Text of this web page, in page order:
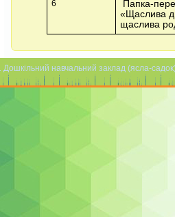
6
Папка-
«Щаслива
щаслива
навчальний заклад (ясла-